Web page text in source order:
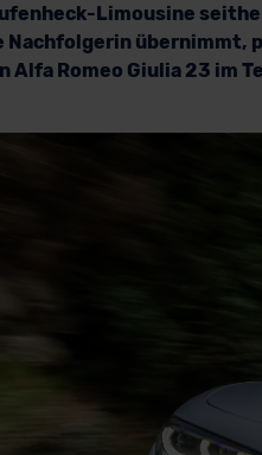
Limousine
Nachfolgerin übernimmt,
Alfa Romeo Giulia 23 im